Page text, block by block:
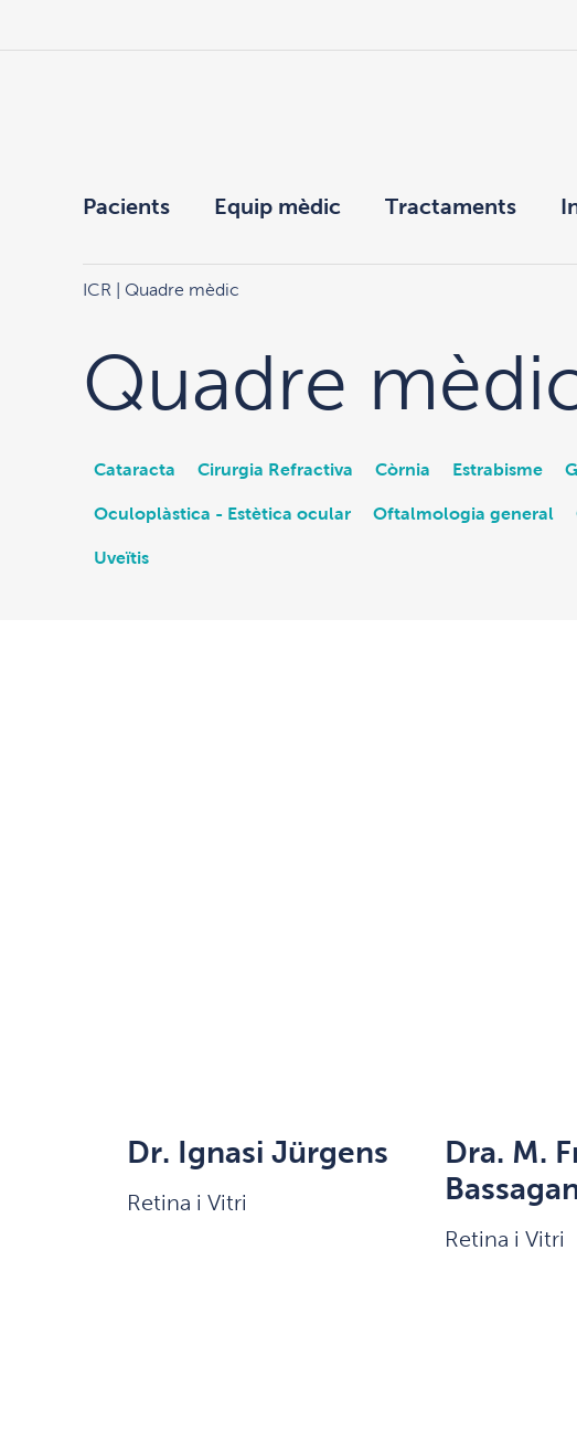
Pacients Equip mèdic Tractaments
ICR | Quadre mèdic
Quadre
Cataracta Cirurgia Refractiva Còrnia Estrabisme
Oculoplàstica - Estètica ocular Oftalmologia general
Uveïtis
Dr. Ignasi Jürgens
Retina i Vitri
Dra. M.
Retina i Vitri